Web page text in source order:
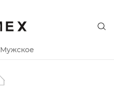
Мужское